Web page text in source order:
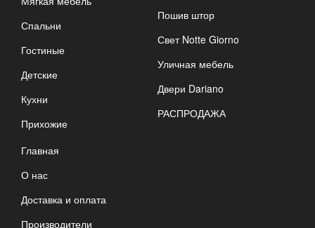
Спальни
Гостиные
Детские
Кухни
Прихожие
Пошив штор
Свет Notte Giorno
Уличная мебель
Двери Dariano
РАСПРОДАЖА
Главная
О нас
Доставка и оплата
Производители